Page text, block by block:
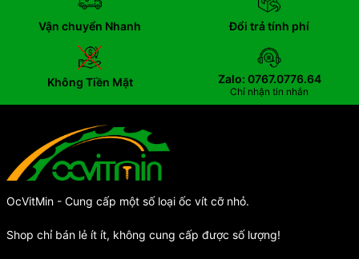
Vận chuyển Nhanh Đổi trả tính phí
Không Tiền Mặt Zalo: 0767.0776.64
Chỉ nhận tin nhắn
OcVitMin - Cung cấp một số loại ốc vít cỡ nhỏ.
Shop chỉ bán lẻ ít ít, không cung cấp được số lượng!